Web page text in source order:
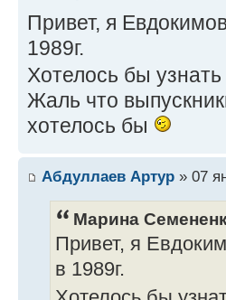
Привет, я
1989г.
Хотелось бы
Жаль что
хотелось бы
Абдуллаев Артур » 07
Марина
Привет, я
в 1989г.